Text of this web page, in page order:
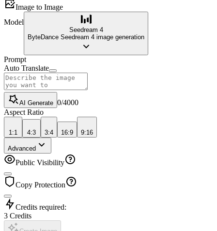
Image to Image
Model
Seedream 4
ByteDance Seedream 4 image generation
Prompt
Auto Translate
AI Generate 0/4000
Aspect Ratio
1:1 4:3 3:4 16:9 9:16
Advanced
Public Visibility
Copy Protection
Credits required:
3 Credits